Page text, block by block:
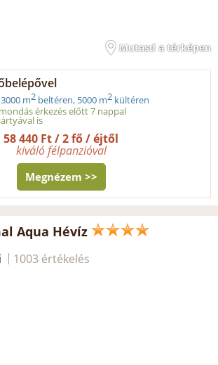
Mutasd a térképen
m2 beltéren, 5000 m2 kültéren
érkezés előtt 7 nappal
is
58 440 Ft / 2 fő / éjtől
kiváló félpanzióval
Megnézem >>
Aqua Hévíz
1003 értékelés